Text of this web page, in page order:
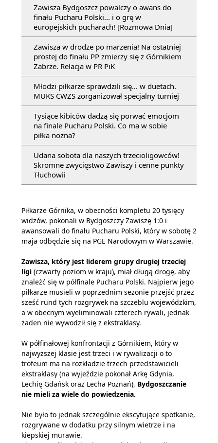
Zawisza Bydgoszcz powalczy o awans do
finału Pucharu Polski... i o grę w
europejskich pucharach! [Rozmowa Dnia]
Zawisza w drodze po marzenia! Na ostatniej
prostej do finału PP zmierzy się z Górnikiem
Zabrze. Relacja w PR PiK
Młodzi piłkarze sprawdzili się... w duetach.
MUKS CWZS zorganizował specjalny turniej
Tysiące kibiców dadzą się porwać emocjom
na finale Pucharu Polski. Co ma w sobie
piłka nożna?
Udana sobota dla naszych trzecioligowców!
Skromne zwycięstwo Zawiszy i cenne punkty
Tłuchowii
Piłkarze Górnika, w obecności kompletu 20 tysięcy
widzów, pokonali w Bydgoszczy Zawiszę 1:0 i
awansowali do finału Pucharu Polski, który w sobotę 2
maja odbędzie się na PGE Narodowym w Warszawie.
Zawisza, który jest liderem grupy drugiej trzeciej
ligi (czwarty poziom w kraju), miał długą drogę, aby
znaleźć się w półfinale Pucharu Polski. Najpierw jego
piłkarze musieli w poprzednim sezonie przejść przez
sześć rund tych rozgrywek na szczeblu wojewódzkim,
a w obecnym wyeliminowali czterech rywali, jednak
żaden nie wywodził się z ekstraklasy.
W półfinałowej konfrontacji z Górnikiem, który w
najwyższej klasie jest trzeci i w rywalizacji o to
trofeum ma na rozkładzie trzech przedstawicieli
ekstraklasy (na wyjeździe pokonał Arkę Gdynia,
Lechię Gdańsk oraz Lecha Poznań), Bydgoszczanie
nie mieli za wiele do powiedzenia.
Nie było to jednak szczególnie ekscytujące spotkanie,
rozgrywane w dodatku przy silnym wietrze i na
kiepskiej murawie.